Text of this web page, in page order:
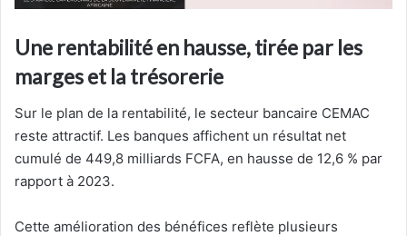
Une rentabilité en hausse, tirée par les
marges et la trésorerie
Sur le plan de la rentabilité, le secteur bancaire CEMAC
reste attractif. Les banques affichent un résultat net
cumulé de 449,8 milliards FCFA, en hausse de 12,6 % par
rapport à 2023.
Cette amélioration des bénéfices reflète plusieurs